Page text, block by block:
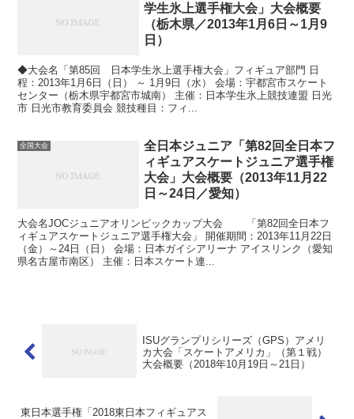
学生氷上選手権大会」大会概要
（栃木県／2013年1月6日～1月9
日）
◆大会名「第85回 日本学生氷上選手権大会」フィギュア部門 日
程：2013年1月6日（日） ～ 1月9日（水） 会場：宇都宮市スケート
センター（栃木県宇都宮市城南） 主催：日本学生氷上競技連盟 日光
市 日光市教育委員会 競技種目：フィ...
全国大会
全日本ジュニア「第82回全日本フ
ィギュアスケートジュニア選手権
大会」大会概要（2013年11月22
日～24日／愛知）
大会名JOCジュニアオリンピックカップ大会 「第82回全日本フ
ィギュアスケートジュニア選手権大会」 開催期間：2013年11月22日
（金）～24日（日） 会場：日本ガイシアリーナ アイスリンク（愛知
県名古屋市南区） 主催：日本スケート連...
ISUグランプリシリーズ（GPS）アメリ
カ大会「スケートアメリカ」（第１戦）
大会概要（2018年10月19日～21日）
東日本選手権「2018東日本フィギュアス